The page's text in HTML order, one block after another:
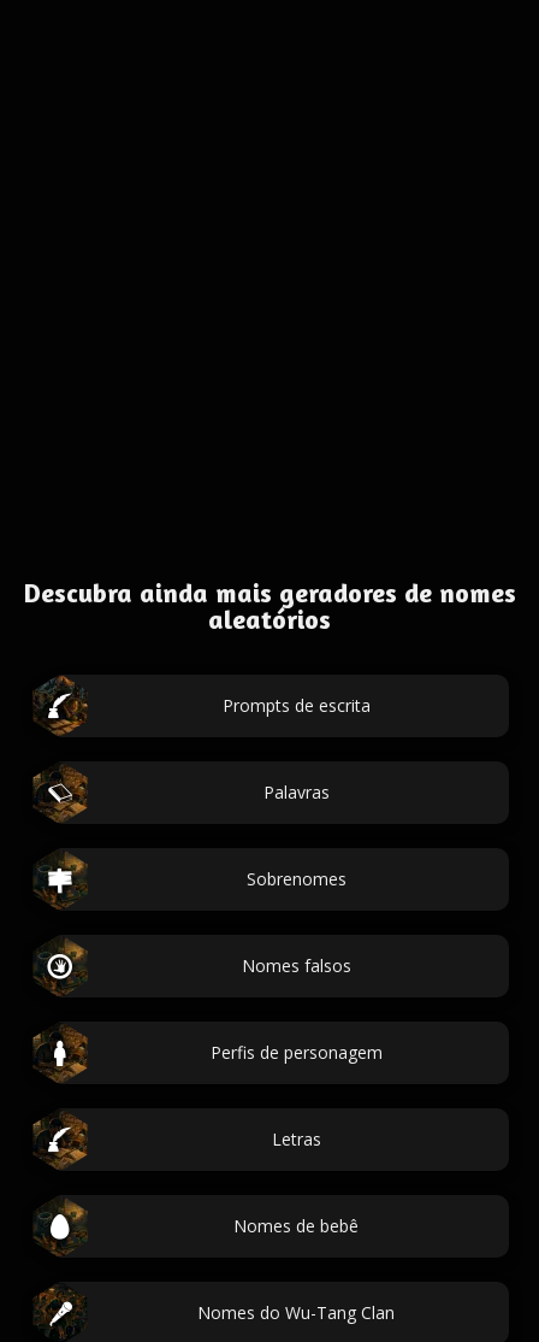
Descubra ainda mais geradores de nomes
aleatórios
Prompts de escrita
Palavras
Sobrenomes
Nomes falsos
Perfis de personagem
Letras
Nomes de bebê
Nomes do Wu-Tang Clan